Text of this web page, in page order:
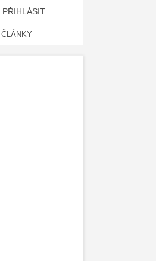
PŘIHLÁSIT
ČLÁNKY